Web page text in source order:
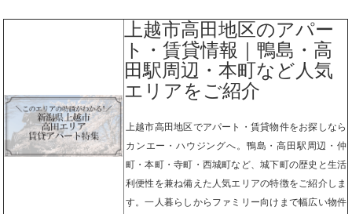
上越市高田地区のアパー
ト・賃貸情報｜鴨島・高
田駅周辺・本町など人気
エリアをご紹介
上越市高田地区でアパート・賃貸物件をお探しなら
カンエー・ハウジングへ。鴨島・高田駅周辺・仲
町・本町・寺町・西城町など、城下町の歴史と生活
利便性を兼ね備えた人気エリアの特徴をご紹介しま
す。一人暮らしからファミリー向けまで幅広い物件